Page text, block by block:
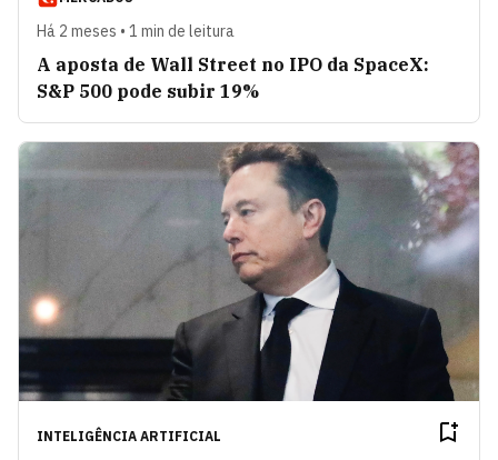
Há 2 meses • 1 min de leitura
A aposta de Wall Street no IPO da SpaceX:
S&P 500 pode subir 19%
INTELIGÊNCIA ARTIFICIAL